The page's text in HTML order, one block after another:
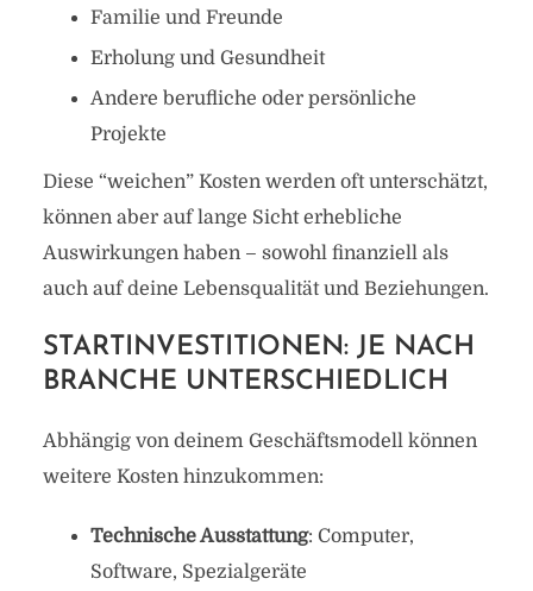
Familie und Freunde
Erholung und Gesundheit
Andere berufliche oder persönliche
Projekte
Diese “weichen” Kosten werden oft unterschätzt,
können aber auf lange Sicht erhebliche
Auswirkungen haben – sowohl finanziell als
auch auf deine Lebensqualität und Beziehungen.
STARTINVESTITIONEN: JE NACH
BRANCHE UNTERSCHIEDLICH
Abhängig von deinem Geschäftsmodell können
weitere Kosten hinzukommen:
Technische Ausstattung: Computer,
Software, Spezialgeräte